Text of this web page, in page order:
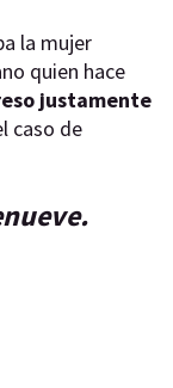
la mujer
quien hace
justamente
caso de